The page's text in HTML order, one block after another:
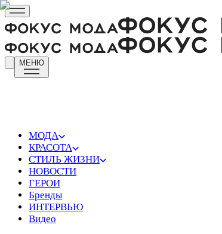
МЕНЮ
МОДА
КРАСОТА
СТИЛЬ ЖИЗНИ
НОВОСТИ
ГЕРОИ
Бренды
ИНТЕРВЬЮ
Видео